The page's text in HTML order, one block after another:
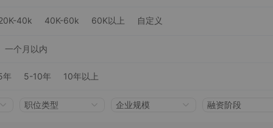
40k 40K-60k 60K以上 自定义
一个月以内
年 5-10年 10年以上
职位类型 企业规模 融资阶段